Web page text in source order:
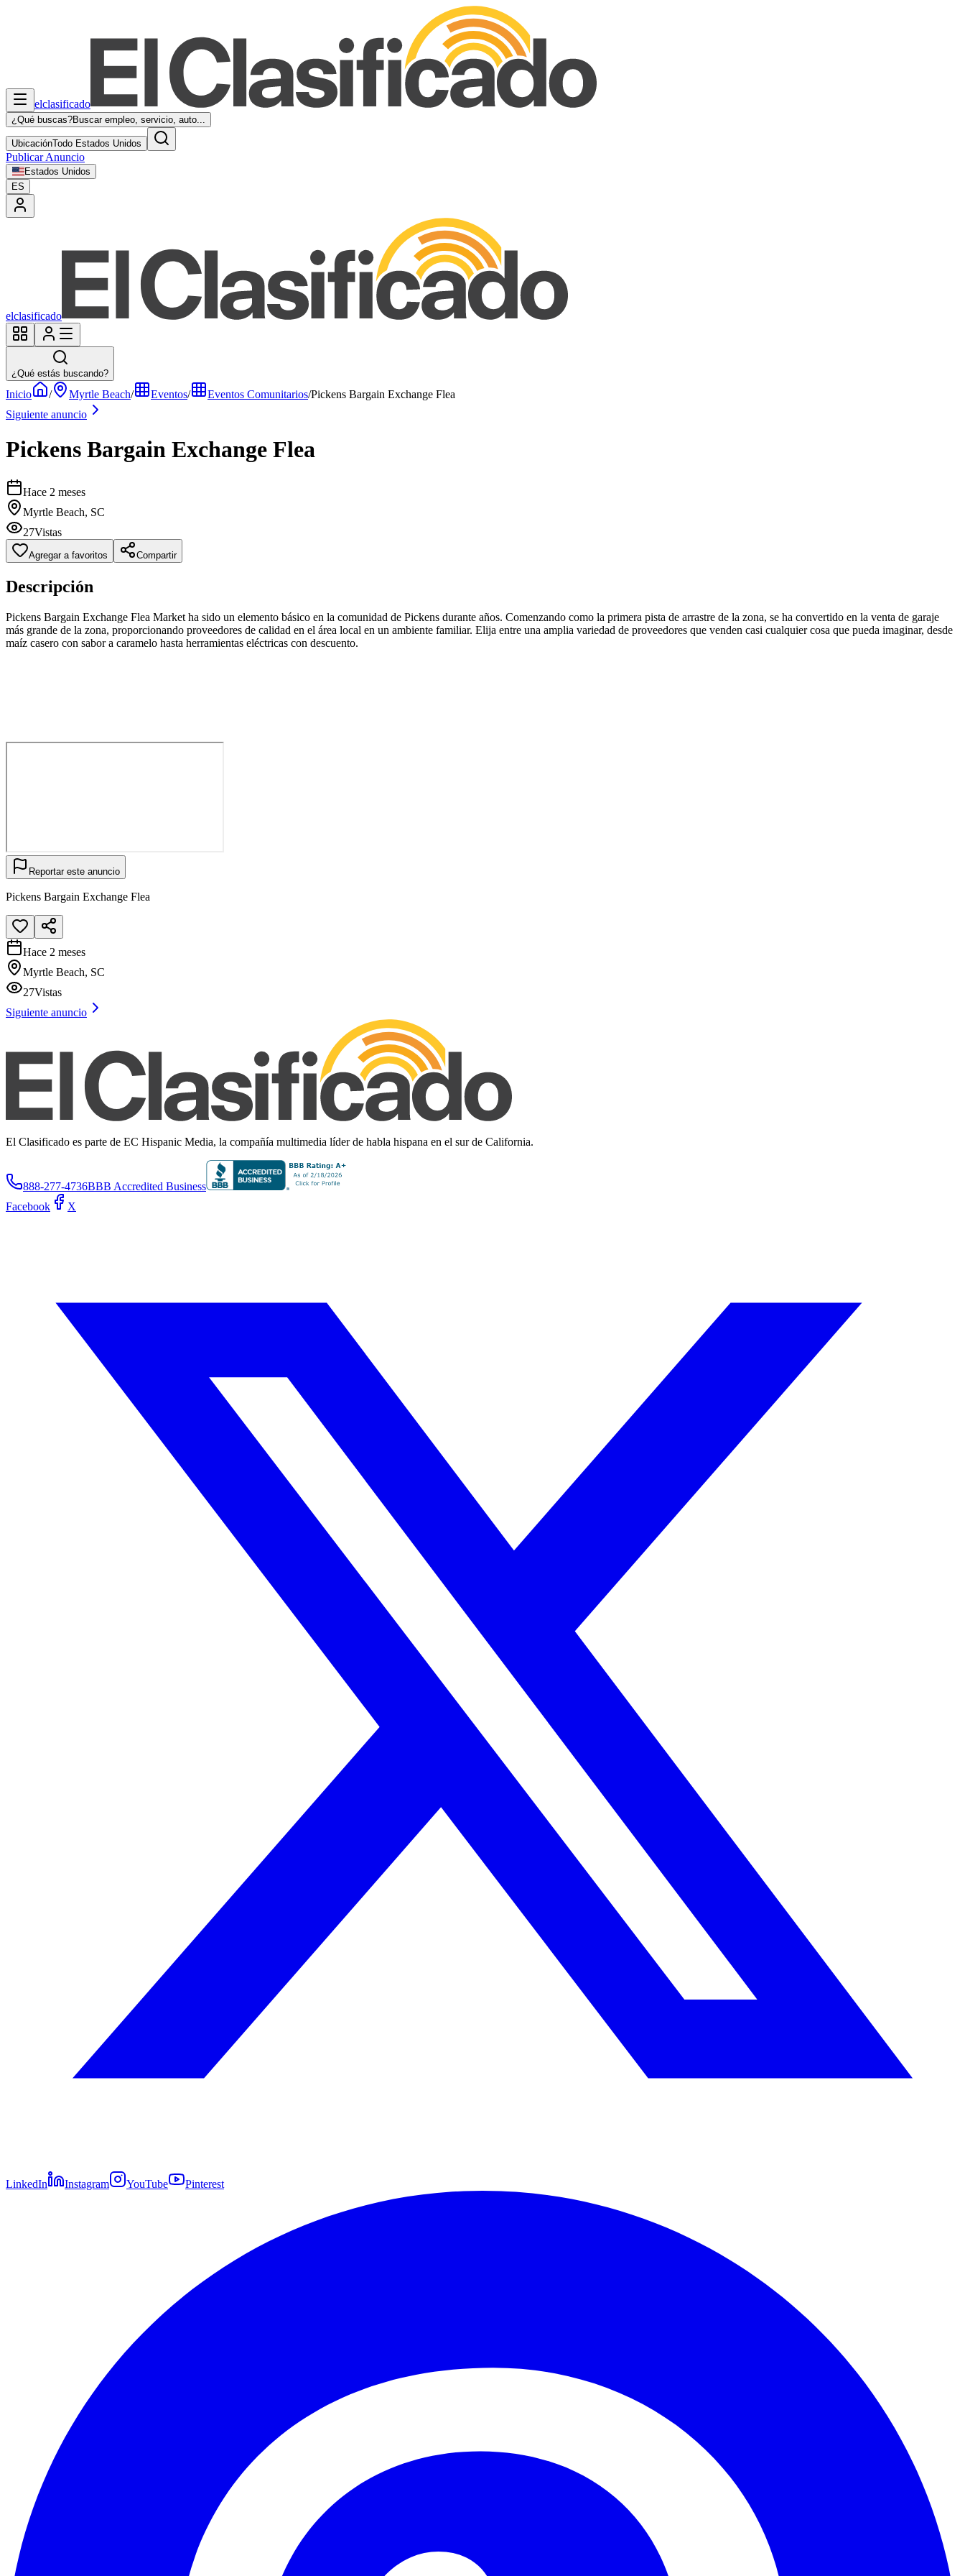
elclasificado
¿Qué buscas?Buscar empleo, servicio, auto...
UbicaciónTodo Estados Unidos
Publicar Anuncio
Estados Unidos
ES
elclasificado
¿Qué estás buscando?
Inicio / Myrtle Beach/ Eventos/ Eventos Comunitarios/Pickens Bargain Exchange Flea
Siguiente anuncio
Pickens Bargain Exchange Flea
Hace 2 meses
Myrtle Beach, SC
27Vistas
Agregar a favoritos Compartir
Descripción
Pickens Bargain Exchange Flea Market ha sido un elemento básico en la comunidad de Pickens durante años. Comenzando como la primera pista de arrastre de la zona, se ha convertido en la venta de garaje
más grande de la zona, proporcionando proveedores de calidad en el área local en un ambiente familiar. Elija entre una amplia variedad de proveedores que venden casi cualquier cosa que pueda imaginar, desde
maíz casero con sabor a caramelo hasta herramientas eléctricas con descuento.
Reportar este anuncio
Pickens Bargain Exchange Flea
Hace 2 meses
Myrtle Beach, SC
27Vistas
Siguiente anuncio
El Clasificado es parte de EC Hispanic Media, la compañía multimedia líder de habla hispana en el sur de California.
888-277-4736BBB Accredited Business
Facebook
X
LinkedIn Instagram YouTube Pinterest